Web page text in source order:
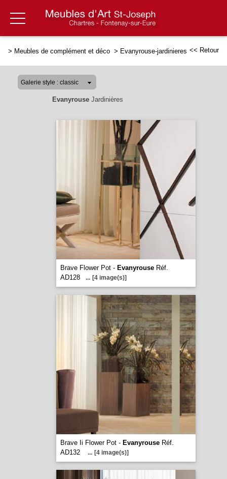
> Meubles de complément et déco > Evanyrouse-jardinieres << Retour
EvanyrouseJardinières
Brave Flower Pot - EvanyrouseRéf.
AD128
... [4 image(s)]
Brave Ii Flower Pot - EvanyrouseRéf.
AD132
... [4 image(s)]